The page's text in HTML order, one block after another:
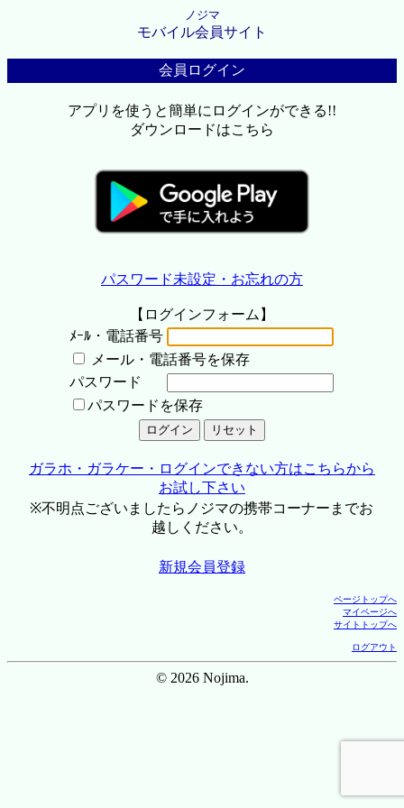
ノジマ
モバイル会員サイト
会員ログイン
アプリを使うと簡単にログインができる!!
ダウンロードはこちら
パスワード未設定・お忘れの方
【ログインフォーム】
ﾒｰﾙ・電話番号
メール・電話番号を保存
パスワード
パスワードを保存
ガラホ・ガラケー・ログインできない方はこちらから
お試し下さい
※不明点ございましたらノジマの携帯コーナーまでお
越しください。
新規会員登録
ページトップへ
マイページへ
サイトトップへ
ログアウト
© 2026 Nojima.